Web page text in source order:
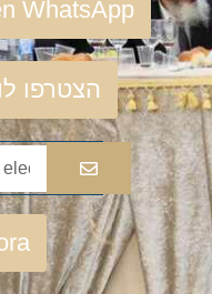
WhatsApp
הצטרפו